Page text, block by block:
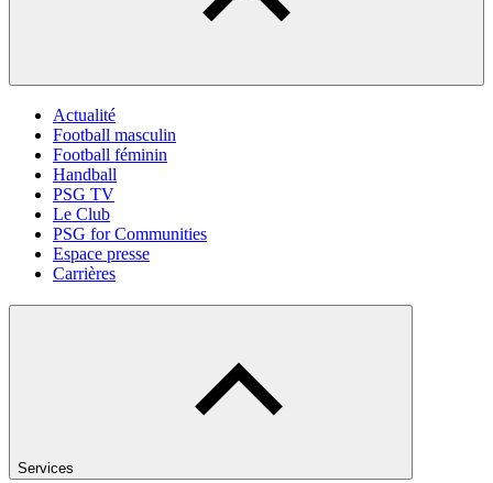
Actualité
Football masculin
Football féminin
Handball
PSG TV
Le Club
PSG for Communities
Espace presse
Carrières
Services